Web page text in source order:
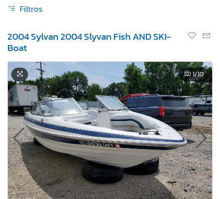
Filtros
2004 Sylvan 2004 Slyvan Fish AND SKI-
Boat
1/10